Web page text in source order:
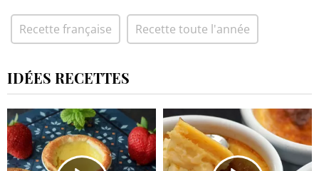
Recette française Recette toute l'année
IDÉES RECETTES